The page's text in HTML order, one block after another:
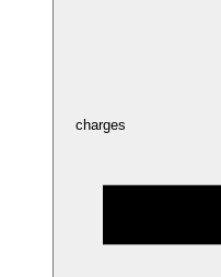
charges